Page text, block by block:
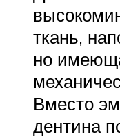
ткань,
но
Вместо
дентина